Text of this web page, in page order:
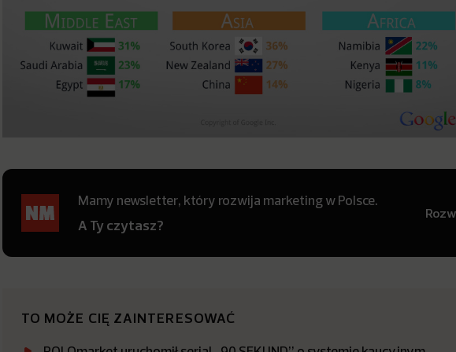
Mamy newsletter, który rozwija marketing w Polsce.
A Ty czytasz?
TO MOŻE CIĘ ZAINTERESOWAĆ